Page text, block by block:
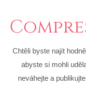
Chtěli byste najít
abyste si mohli
neváhejte a